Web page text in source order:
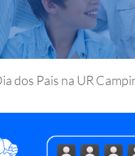
dos Pais na UR